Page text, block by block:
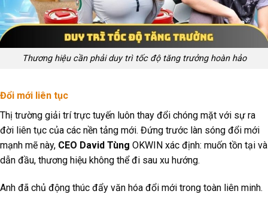
Thương hiệu cần phải duy trì tốc độ tăng trưởng hoàn hảo
Đổi mới liên tục
Thị trường giải trí trực tuyến luôn thay đổi chóng mặt với sự ra
đời liên tục của các nền tảng mới. Đứng trước làn sóng đổi mới
mạnh mẽ này, CEO David Tùng OKWIN xác định: muốn tồn tại và
dẫn đầu, thương hiệu không thể đi sau xu hướng.
Anh đã chủ động thúc đẩy văn hóa đổi mới trong toàn liên minh.